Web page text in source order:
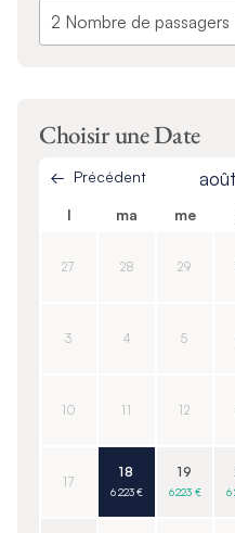
Choisir une Date
Précédent
l ma me
27 28 29
3 4 5
10 11 12
17
18
6 223 €
19
6 223 € 6